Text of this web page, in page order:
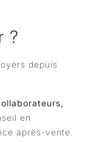
?
depuis
en
après-vente.